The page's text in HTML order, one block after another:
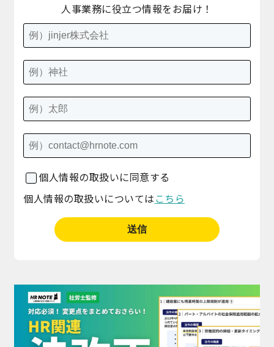
人事業務に役立つ情報をお届け！
個人情報の取扱いに同意する
個人情報の取扱いについては こちら